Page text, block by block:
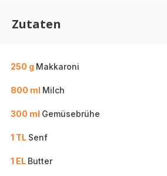
Zutaten
250 g Makkaroni
800 ml Milch
300 ml Gemüsebrühe
1 TL Senf
1 EL Butter